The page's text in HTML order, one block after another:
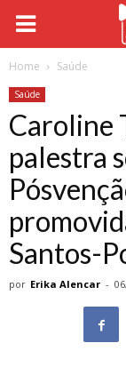
Home Saúde
Saúde
Caroline
palestra
Santos-
por Erika Alencar -